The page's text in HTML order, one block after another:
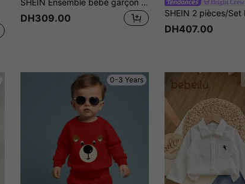
SHEIN Ensemble bébé garçon d'un sweat-shirt à capuche tricoté souple et ample et d'un pantalon, confortable et décontracté, convenant pour l'automne/l'hiver
DH309.00
Bright Crew
DH407.00
0-3 Years